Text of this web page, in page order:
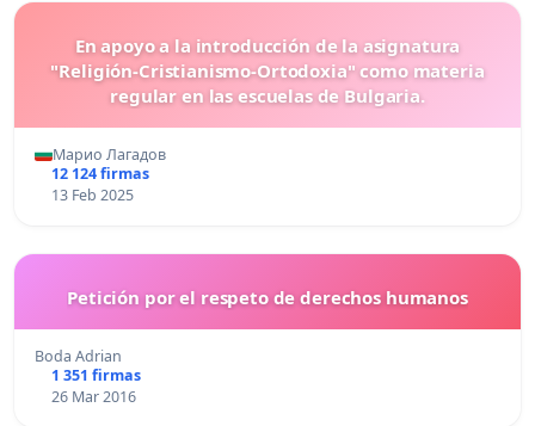
En apoyo a la introducción de la asignatura
"Religión-Cristianismo-Ortodoxia" como materia
regular en las escuelas de Bulgaria.
Марио Лагадов
12 124 firmas
13 Feb 2025
Petición por el respeto de derechos humanos
Boda Adrian
1 351 firmas
26 Mar 2016